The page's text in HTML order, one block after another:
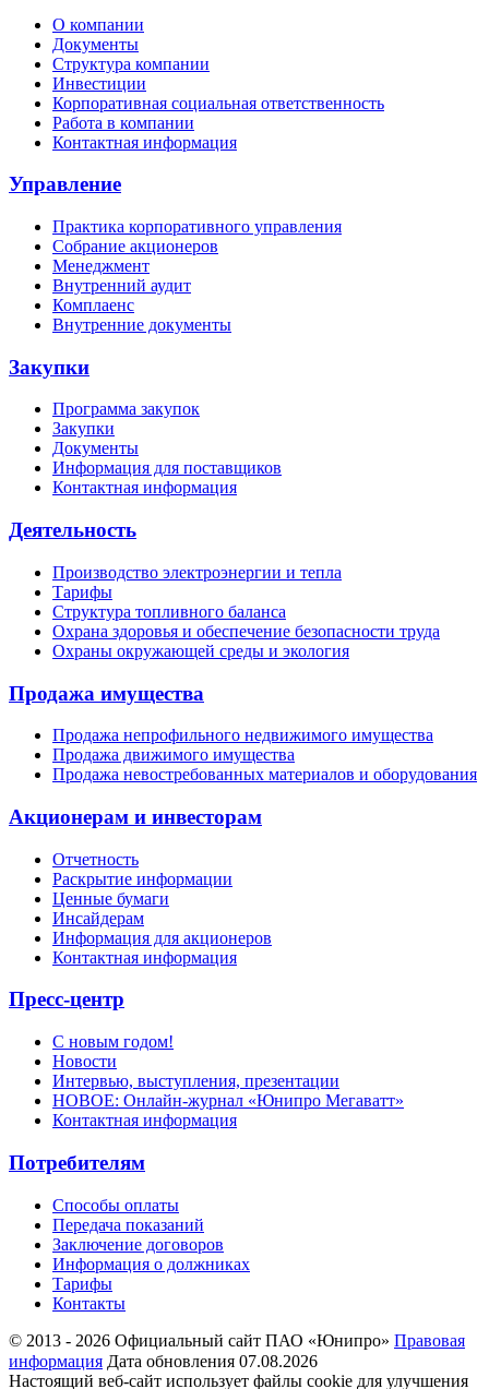
О компании
Документы
Структура компании
Инвестиции
Корпоративная социальная ответственность
Работа в компании
Контактная информация
Управление
Практика корпоративного управления
Собрание акционеров
Менеджмент
Внутренний аудит
Комплаенс
Внутренние документы
Закупки
Программа закупок
Закупки
Документы
Информация для поставщиков
Контактная информация
Деятельность
Производство электроэнергии и тепла
Тарифы
Структура топливного баланса
Охрана здоровья и обеспечение безопасности труда
Охраны окружающей среды и экология
Продажа имущества
Продажа непрофильного недвижимого имущества
Продажа движимого имущества
Продажа невостребованных материалов и оборудования
Акционерам и инвесторам
Отчетность
Раскрытие информации
Ценные бумаги
Инсайдерам
Информация для акционеров
Контактная информация
Пресс-центр
С новым годом!
Новости
Интервью, выступления, презентации
НОВОЕ: Онлайн-журнал «Юнипро Мегаватт»
Контактная информация
Потребителям
Способы оплаты
Передача показаний
Заключение договоров
Информация о должниках
Тарифы
Контакты
© 2013 - 2026 Официальный сайт ПАО «Юнипро» Правовая
информация Дата обновления 07.08.2026
Настоящий веб-сайт использует файлы cookie для улучшения